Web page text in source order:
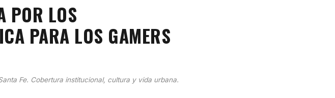
POR LOS
PARA LOS GAMERS
Fe. Cobertura institucional, cultura y vida urbana.